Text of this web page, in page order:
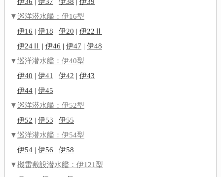
▼巡洋潜水艦：伊16型
伊16 | 伊18 | 伊20 | 伊22Ⅱ
伊24Ⅱ
| 伊46 | 伊47 | 伊48
▼巡洋潜水艦：伊40型
伊40 | 伊41 | 伊42 | 伊43
伊44| 伊45
▼巡洋潜水艦：伊52型
伊52 | 伊53 | 伊55
▼巡洋潜水艦：伊54型
伊54| 伊56 | 伊58
▼機雷敷設潜水艦：伊121型